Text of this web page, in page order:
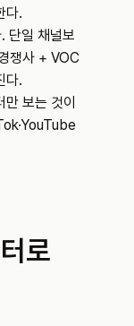
다.
단일 채널보
쟁사 + VOC
다.
보는 것이
로